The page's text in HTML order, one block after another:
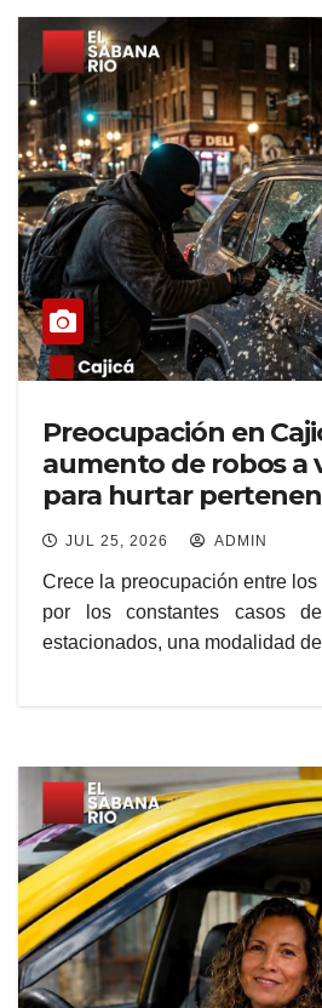
Preocupación en
aumento de robos a
para hurtar
JUL 25, 2026 ADMIN
Crece la preocupación entre
por los constantes casos
estacionados, una modalidad